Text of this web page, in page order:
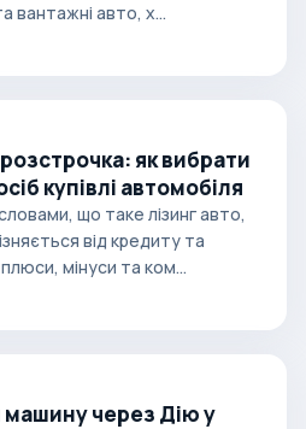
вантажні авто, х...
як вибрати
купівлі автомобіля
що таке лізинг авто,
від кредиту та
мінуси та ком...
через Дію у